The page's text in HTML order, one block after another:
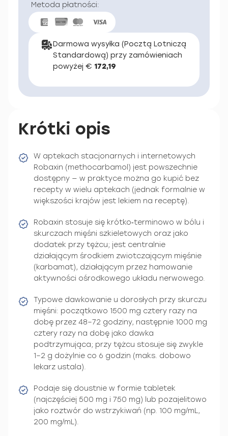
Metoda płatności:
Darmowa wysyłka (Pocztą Lotniczą
Standardową) przy zamówieniach
powyżej € 172,19
Krótki opis
W aptekach stacjonarnych i internetowych
Robaxin (methocarbamol) jest powszechnie
dostępny — w praktyce można go kupić bez
recepty w wielu aptekach (jednak formalnie w
większości krajów jest lekiem na receptę).
Robaxin stosuje się krótko‑terminowo w bólu i
skurczach mięśni szkieletowych oraz jako
dodatek przy tężcu; jest centralnie
działającym środkiem zwiotczającym mięśnie
(karbamat), działającym przez hamowanie
aktywności ośrodkowego układu nerwowego.
Typowe dawkowanie u dorosłych przy skurczu
mięśni: początkowo 1500 mg cztery razy na
dobę przez 48–72 godziny, następnie 1000 mg
cztery razy na dobę jako dawka
podtrzymująca; przy tężcu stosuje się zwykle
1–2 g dożylnie co 6 godzin (maks. dobowo
lekarz ustala).
Podaje się doustnie w formie tabletek
(najczęściej 500 mg i 750 mg) lub pozajelitowo
jako roztwór do wstrzykiwań (np. 100 mg/mL,
200 mg/mL).